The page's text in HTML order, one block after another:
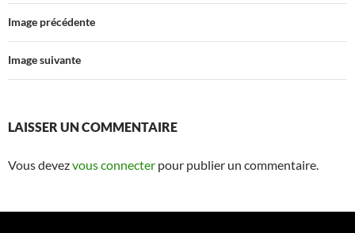
Image précédente
Image suivante
LAISSER UN COMMENTAIRE
Vous devezvous connecter pour publier un commentaire.